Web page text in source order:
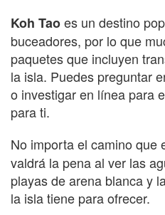
Koh Taoes un destino
buceadores, por lo que
paquetes que incluyen
la isla. Puedes preguntar
o investigar en línea para
para ti.
No importa el camino que
valdrá la pena al ver las
playas de arena blanca y
la isla tiene para ofrecer.